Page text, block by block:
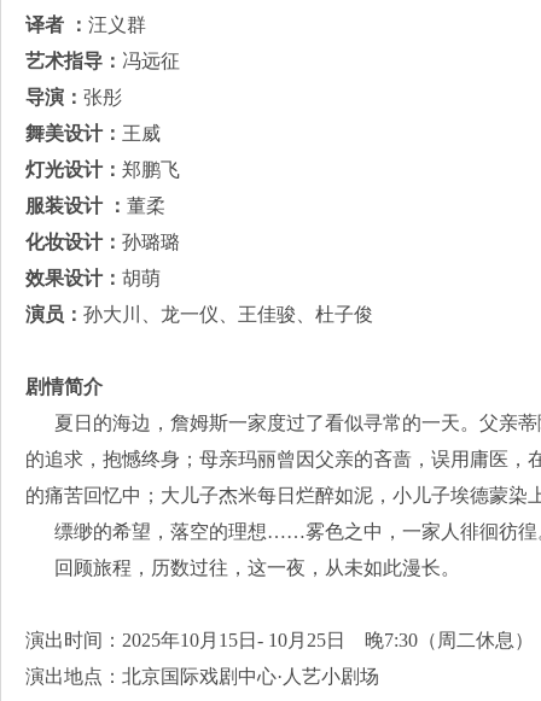
译者 ： 汪义群
艺术指导： 冯远征
导演： 张彤
舞美设计： 王威
灯光设计： 郑鹏飞
服装设计 ： 董柔
化妆设计： 孙璐璐
效果设计： 胡萌
演员： 孙大川、龙一仪、王佳骏、杜子俊
剧情简介
夏日的海边，詹姆斯一家度过了看似寻常的一天。父亲
的追求，抱憾终身；母亲玛丽曾因父亲的吝啬，误用庸医，
的痛苦回忆中；大儿子杰米每日烂醉如泥，小儿子埃德蒙
缥缈的希望，落空的理想……雾色之中，一家人徘徊彷徨
回顾旅程，历数过往，这一夜，从未如此漫长。
演出时间：2025年10月15日- 10月25日 晚7:30（周二休息）
演出地点：北京国际戏剧中心·人艺小剧场